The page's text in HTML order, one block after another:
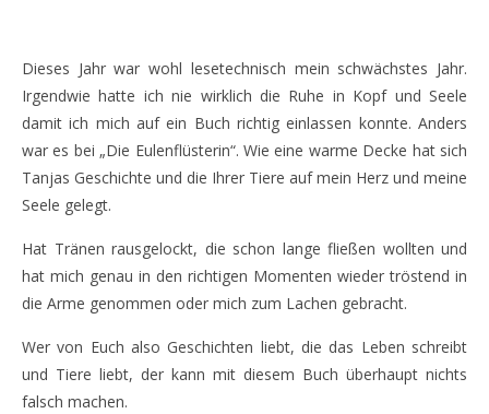
Dieses Jahr war wohl lesetechnisch mein schwächstes Jahr.
Irgendwie hatte ich nie wirklich die Ruhe in Kopf und Seele
damit ich mich auf ein Buch richtig einlassen konnte. Anders
war es bei „Die Eulenflüsterin“. Wie eine warme Decke hat sich
Tanjas Geschichte und die Ihrer Tiere auf mein Herz und meine
Seele gelegt.
Hat Tränen rausgelockt, die schon lange fließen wollten und
hat mich genau in den richtigen Momenten wieder tröstend in
die Arme genommen oder mich zum Lachen gebracht.
Wer von Euch also Geschichten liebt, die das Leben schreibt
und Tiere liebt, der kann mit diesem Buch überhaupt nichts
falsch machen.